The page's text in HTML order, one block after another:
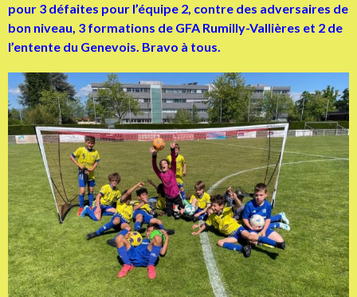
pour 3 défaites pour l’équipe 2, contre des adversaires de
bon niveau, 3 formations de GFA Rumilly-Vallières et 2 de
l’entente du Genevois. Bravo à tous.